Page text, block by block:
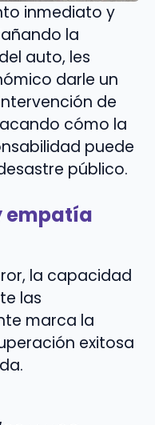
inmediato y
la
auto, les
darle un
de
cómo la
puede
público.
empatía
la capacidad
las
marca la
exitosa